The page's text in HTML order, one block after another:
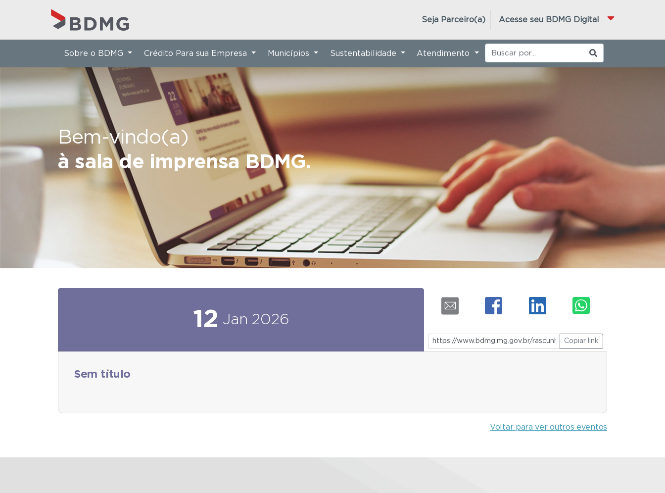
Acesse seu BDMG Digital
Seja Parceiro(a)
Bem-vindo(a)
à sala de imprensa BDMG.
Sobre o BDMG Crédito Para sua Empresa Municípios Sustentabilidade Atendimento
12 Jan 2026
Copiar link
Sem título
Voltar para ver outros eventos